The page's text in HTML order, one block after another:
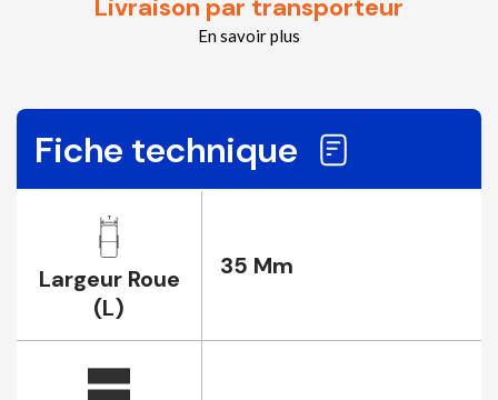
Livraison par transporteur
En savoir plus
Fiche technique
Largeur Roue
(L)
35 Mm